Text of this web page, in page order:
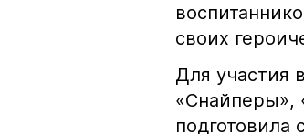
своих
Для участия
«Снайперы»,
подготовила